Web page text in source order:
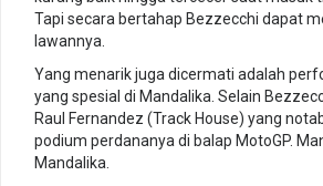
Tapi secara bertahap Bezzecchi dapat
lawannya.
Yang menarik juga dicermati adalah
yang spesial di Mandalika. Selain
Raul Fernandez (Track House) yang
podium perdananya di balap MotoGP.
Mandalika.‎